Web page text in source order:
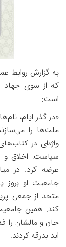
به گزارش روابط
که از سوی جهاد
است:
«در گذر ایام،
ملت‌ها را
واژه‌ای در
سیاست، اخلاق و
عرضه کرد. در
جامعیت او بروز
متحد از جمعی
کند. همین
جان و مالشان را
ابد بدرقه کردند.